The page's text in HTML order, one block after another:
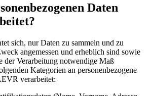
Daten
sich, nur Daten zu sammeln und zu
angemessen und erheblich sind sowie
der Verarbeitung notwendige Maß
Kategorien an personenbezogene
verarbeitet: